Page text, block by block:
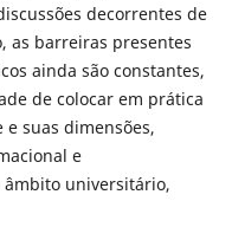
decorrentes de
as barreiras presentes
ainda são constantes,
de colocar em prática
suas dimensões,
e
universitário,